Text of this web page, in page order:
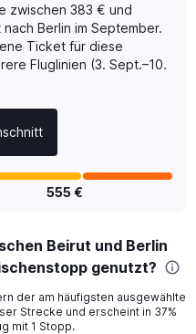
zwischen 383 € und
Berlin im September.
Ticket für diese
Fluglinien (3. Sept.–10.
555 €
Beirut und Berlin
genutzt?
der am häufigsten ausgewählte
Strecke und erscheint in 37%
mit 1 Stopp.